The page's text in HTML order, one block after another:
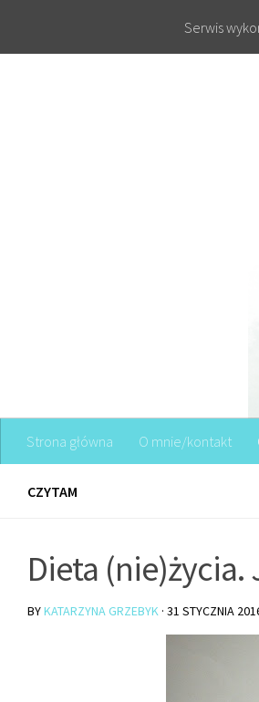
Strona główna O mnie/kontakt
CZYTAM
Dieta
BYKATARZYNA GRZEBYK · 31 STYCZNIA
Serwis